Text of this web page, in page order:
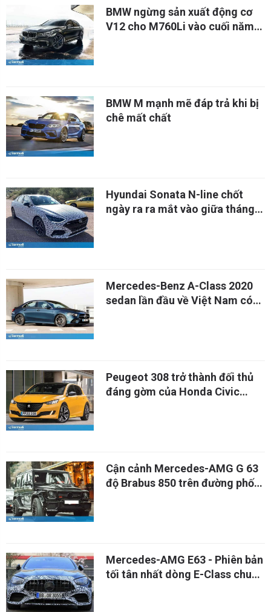
BMW ngừng sản xuất động cơ
V12 cho M760Li vào cuối năm
BMW M mạnh mẽ đáp trả khi bị
chê mất chất
Hyundai Sonata N-line chốt
ngày ra ra mắt vào giữa tháng
Mercedes-Benz A-Class 2020
sedan lần đầu về Việt Nam có
Peugeot 308 trở thành đối thủ
đáng gờm của Honda Civic
Cận cảnh Mercedes-AMG G 63
độ Brabus 850 trên đường phố
Mercedes-AMG E63 - Phiên bản
tối tân nhất dòng E-Class chuẩn